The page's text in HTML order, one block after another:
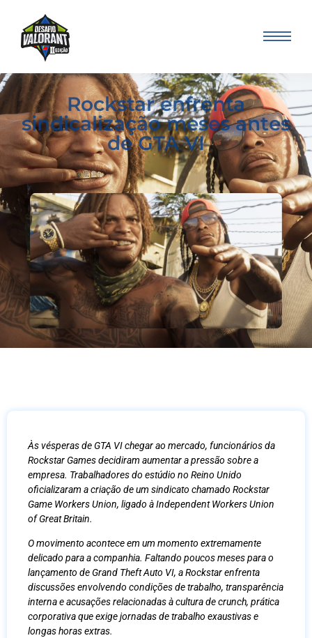
Rockstar enfrenta
sindicalização meses antes
de GTA VI
Às vésperas de GTA VIchegar ao mercado, funcionários da
Rockstar Gamesdecidiram aumentar a pressão sobre a
empresa. Trabalhadores do estúdio no Reino Unido
oficializaram a criação de um sindicato chamado Rockstar
Game Workers Union, ligado à Independent Workers Union
of Great Britain.
O movimento acontece em um momento extremamente
delicado para a companhia. Faltando poucos meses para o
lançamento de Grand Theft Auto VI, a Rockstar enfrenta
discussões envolvendo condições de trabalho, transparência
interna e acusações relacionadas à cultura de crunch, prática
corporativa que exige jornadas de trabalho exaustivas e
longas horas extras.